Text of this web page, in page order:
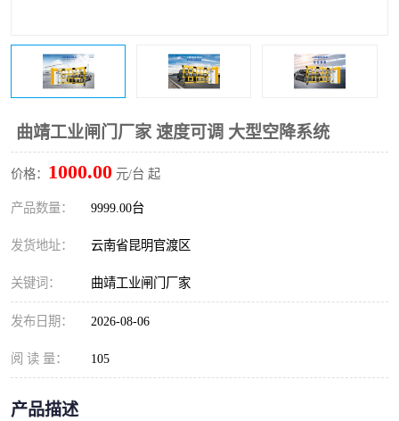
曲靖工业闸门厂家 速度可调 大型空降系统
价格： 1000.00 元/台 起
产品数量： 9999.00台
发货地址： 云南省昆明官渡区
关键词： 曲靖工业闸门厂家
发布日期： 2026-08-06
阅 读 量： 105
产品描述